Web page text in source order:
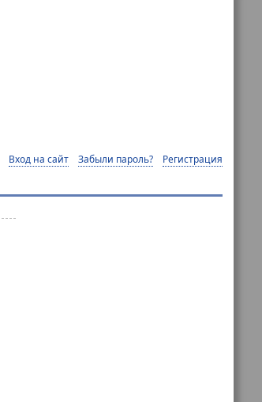
Вход на сайт Забыли пароль? Регистрация